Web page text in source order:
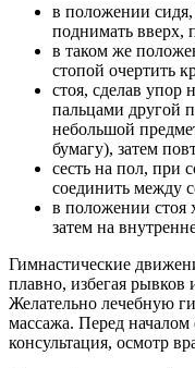
в положении
поднимать вверх,
в таком же
стопой очертить
стоя, сделав
пальцами другой
небольшой
бумагу), затем
сесть на пол, при
соединить между
в положении стоя
затем на
Гимнастические
плавно, избегая рывков
Желательно лечебную
массажа. Перед началом
консультация, осмотр